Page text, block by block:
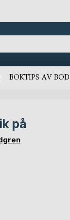
BOKTIPS AV BOD
på